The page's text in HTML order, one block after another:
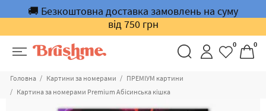
🚚 Безкоштовна доставка замовлень на суму
від 750 грн
0 0
Головна Картини за номерами
ПРЕМІУМ картини
Картина за номерами Premium Абісинська кішка